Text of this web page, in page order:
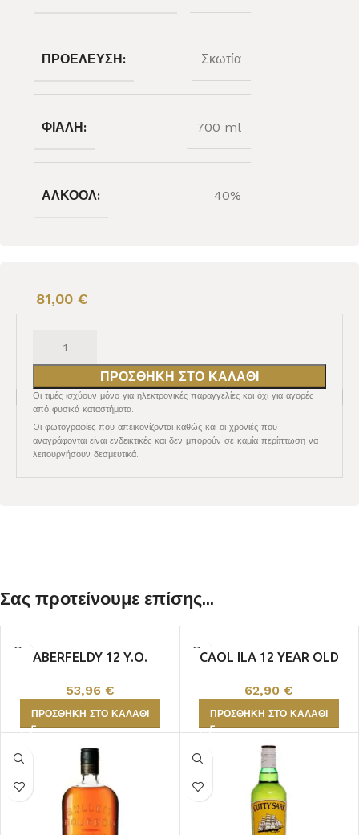
ΠΡΟΈΛΕΥΣΗ: Σκωτία
ΦΙΆΛΗ: 700 ml
ΑΛΚΟΌΛ: 40%
81,00 €
ΠΡΟΣΘΉΚΗ ΣΤΟ ΚΑΛΆΘΙ
Οι τιμές ισχύουν μόνο για ηλεκτρονικές παραγγελίες και όχι για αγορές
από φυσικά καταστήματα.
Oι φωτογραφίες που απεικονίζονται καθώς και οι χρονιές που
αναγράφονται είναι ενδεικτικές και δεν μπορούν σε καμία περίπτωση να
λειτουργήσουν δεσμευτικά.
Σας προτείνουμε επίσης...
ABERFELDY 12 Y.O.
53,96 €
ΠΡΟΣΘΉΚΗ ΣΤΟ ΚΑΛΆΘΙ
CAOL ILA 12 YEAR OLD
62,90€
ΠΡΟΣΘΉΚΗ ΣΤΟ ΚΑΛΆΘΙ